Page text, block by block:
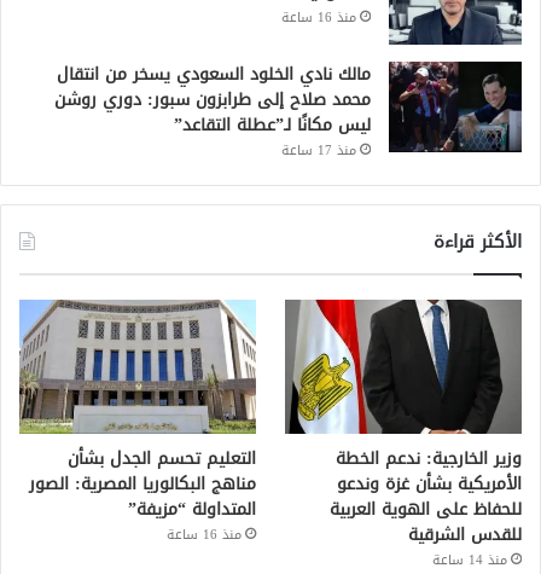
منذ 16 ساعة
مالك نادي الخلود السعودي يسخر من انتقال
محمد صلاح إلى طرابزون سبور: دوري روشن
ليس مكانًا لـ”عطلة التقاعد”
منذ 17 ساعة
الأكثر قراءة
وزير الخارجية: ندعم الخطة
الأمريكية بشأن غزة وندعو
للحفاظ على الهوية العربية
للقدس الشرقية
منذ 14 ساعة
التعليم تحسم الجدل بشأن
مناهج البكالوريا المصرية: الصور
المتداولة “مزيفة”
منذ 16 ساعة